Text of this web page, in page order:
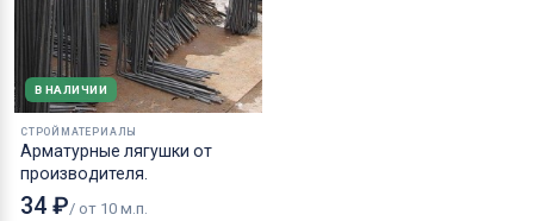
В НАЛИЧИИ
СТРОЙМАТЕРИАЛЫ
Арматурные лягушки от
производителя.
34 ₽/ от 10 м.п.